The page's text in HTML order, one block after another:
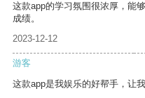
这款app的学习氛围很浓厚，能
成绩。
2023-12-12
游客
这款app是我娱乐的好帮手，让